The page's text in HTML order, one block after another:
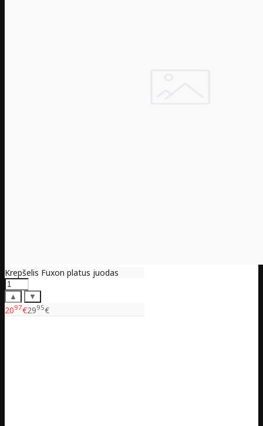
Krepšelis Fuxon platus juodas
▲ ▼
2097€2995€